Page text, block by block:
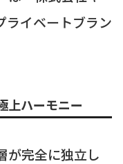
ライベートブラン
上ハーモニー
が完全に独立し